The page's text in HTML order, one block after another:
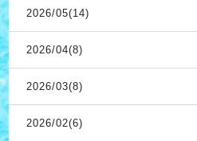
2026/05(14)
2026/04(8)
2026/03(8)
2026/02(6)